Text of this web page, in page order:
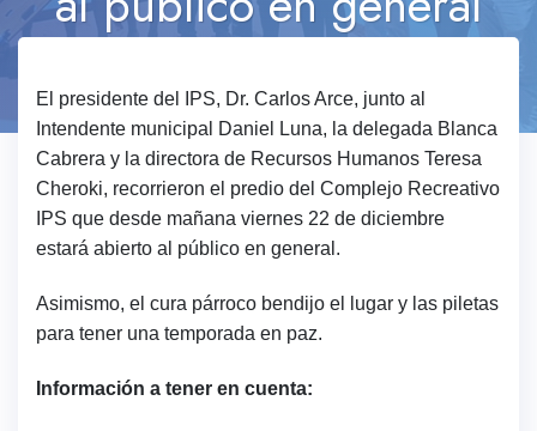
El presidente del IPS, Dr. Carlos Arce, junto al
Intendente municipal Daniel Luna, la delegada Blanca
Cabrera y la directora de Recursos Humanos Teresa
Cheroki, recorrieron el predio del Complejo Recreativo
IPS que desde mañana viernes 22 de diciembre
estará abierto al público en general.
Asimismo, el cura párroco bendijo el lugar y las piletas
para tener una temporada en paz.
Información a tener en cuenta: